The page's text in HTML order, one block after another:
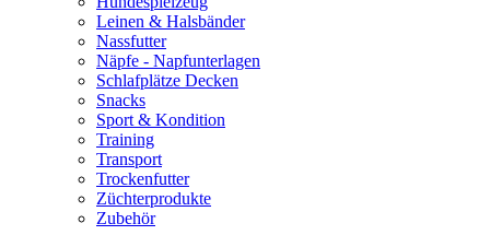
Leinen & Halsbänder
Nassfutter
Näpfe - Napfunterlagen
Schlafplätze Decken
Snacks
Sport & Kondition
Training
Transport
Trockenfutter
Züchterprodukte
Zubehör